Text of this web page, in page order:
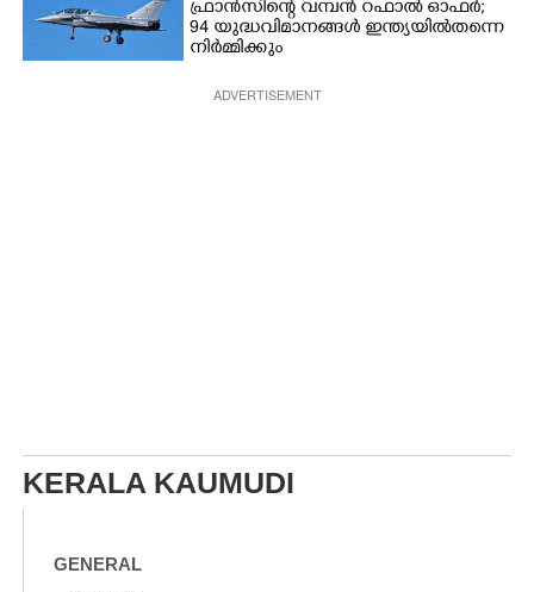
ഫ്രാൻസിന്റെ വമ്പൻ റഫാൽ ഓഫർ;
94 യുദ്ധവിമാനങ്ങൾ ഇന്ത്യയിൽതന്നെ
നിർ‌മ്മിക്കും
ADVERTISEMENT
KERALA KAUMUDI
GENERAL